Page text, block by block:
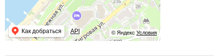
© Яндекс Условия
Как добраться API